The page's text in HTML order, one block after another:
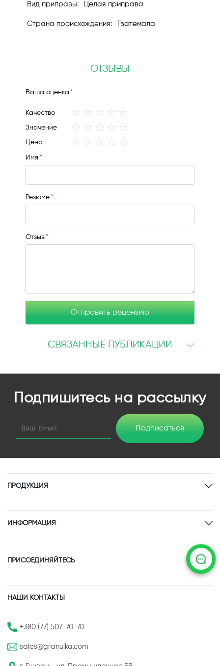
Целая приправа
Гватемала
ОТЗЫВЫ
Ваша оценка
Качество
1
2
3
4
Значение
1
2
3
4
Цена
1
2
3
4
Имя
Резюме
Отзыв
Отправить рецензию
СВЯЗАННЫЕ ПУБЛИКАЦИИ
Подпишитесь на рассылку
Подписаться
ПРОДУКЦИЯ
ИНФОРМАЦИЯ
ПРИСОЕДИНЯЙТЕСЬ
НАШИ КОНТАКТЫ
+380 (77) 507-70-70
sales@granulka.com